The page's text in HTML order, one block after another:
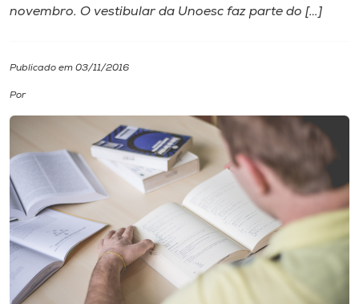
Diplomados
Cultura
CPA
Biblioteca
novembro. O vestibular da Unoesc faz parte do […]
Publicado em 03/11/2016
Por